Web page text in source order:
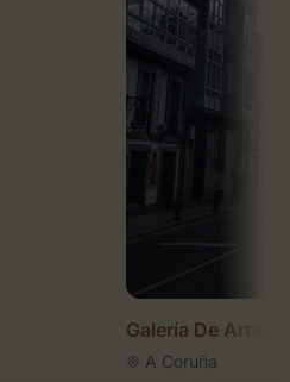
Galería De Arte
A Coruña